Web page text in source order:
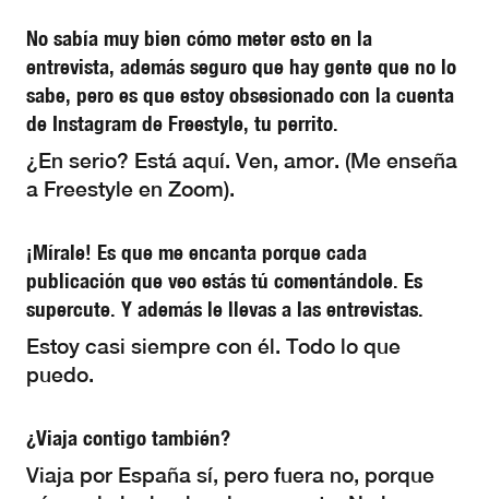
No sabía muy bien cómo meter esto en la
entrevista, además seguro que hay gente que no lo
sabe, pero es que estoy obsesionado con la cuenta
de Instagram de Freestyle, tu perrito.
¿En serio? Está aquí. Ven, amor. (Me enseña
a Freestyle en Zoom).
¡Mírale! Es que me encanta porque cada
publicación que veo estás tú comentándole. Es
supercute. Y además le llevas a las entrevistas.
Estoy casi siempre con él. Todo lo que
puedo.
¿Viaja contigo también?
Viaja por España sí, pero fuera no, porque